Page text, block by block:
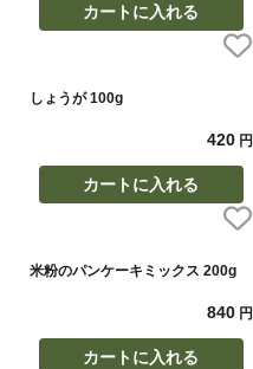
カートに入れる
しょうが 100g
420円
カートに入れる
米粉のパンケーキミックス 200g
840円
カートに入れる